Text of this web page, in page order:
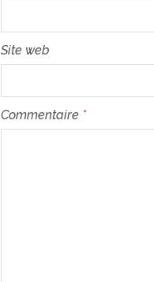
Site web
Commentaire *